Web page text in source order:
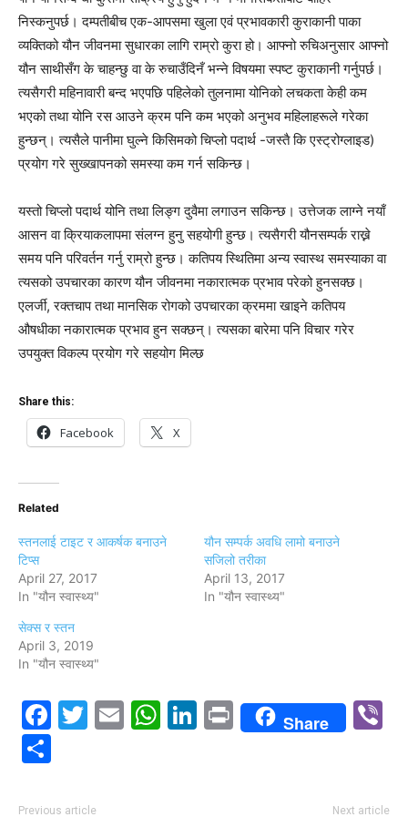
निस्कनुपर्छ। दम्पतीबीच एक-आपसमा खुला एवं प्रभावकारी कुराकानी पाका
व्यक्तिको यौन जीवनमा सुधारका लागि राम्रो कुरा हो। आफ्नो रुचिअनुसार आफ्नो
यौन साथीसँग के चाहन्छु वा के रुचाउँदिनँ भन्ने विषयमा स्पष्ट कुराकानी गर्नुपर्छ।
त्यसैगरी महिनावारी बन्द भएपछि पहिलेको तुलनामा योनिको लचकता केही कम
भएको तथा योनि रस आउने क्रम पनि कम भएको अनुभव महिलाहरूले गरेका
हुन्छन्। त्यसैले पानीमा घुल्ने किसिमको चिप्लो पदार्थ -जस्तै कि एस्ट्रोग्लाइड)
प्रयोग गरे सुख्खापनको समस्या कम गर्न सकिन्छ।
यस्तो चिप्लो पदार्थ योनि तथा लिङ्ग दुवैमा लगाउन सकिन्छ। उत्तेजक लाग्ने नयाँ
आसन वा क्रियाकलापमा संलग्न हुनु सहयोगी हुन्छ। त्यसैगरी यौनसम्पर्क राख्ने
समय पनि परिवर्तन गर्नु राम्रो हुन्छ। कतिपय स्थितिमा अन्य स्वास्थ समस्याका वा
त्यसको उपचारका कारण यौन जीवनमा नकारात्मक प्रभाव परेको हुनसक्छ।
एलर्जी, रक्तचाप तथा मानसिक रोगको उपचारका क्रममा खाइने कतिपय
औषधीका नकारात्मक प्रभाव हुन सक्छन्। त्यसका बारेमा पनि विचार गरेर
उपयुक्त विकल्प प्रयोग गरे सहयोग मिल्छ
Share this:
Facebook X
Related
स्तनलाई टाइट र आकर्षक बनाउने
टिप्स
April 27, 2017
In "यौन स्वास्थ्य"
यौन सम्पर्क अवधि लामो बनाउने
सजिलो तरीका
April 13, 2017
In "यौन स्वास्थ्य"
सेक्स र स्तन
April 3, 2019
In "यौन स्वास्थ्य"
Facebook
Twitter
EmailWhatsApp
LinkedIn
PrintShare
Previous article Next article